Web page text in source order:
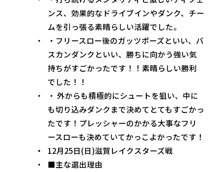
ンス、効果的なドライブインやダンク、チー
ムを引っ張る素晴らしい活躍でした。
・フリースロー後のガッツポーズといい、バ
スカンダンクといい、勝ちに向かう強い気
持ちがすごかったです！！素晴らしい勝利
でした！！
・ 外からも積極的にシュートを狙い、中に
も切り込みダンクまで決めてとてもすごかっ
たです！プレッシャーのかかる大事なフリ
ースローも決めていてかっこよかったです！
12月25日(日)滋賀レイクスターズ戦
■主な選出理由